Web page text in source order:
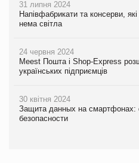
31 липня 2024
Напівфабрикати та консерви,
нема світла
24 червня 2024
Meest Пошта і Shop-Express
українських підприємців
30 квітня 2024
Защита данных на
безопасности